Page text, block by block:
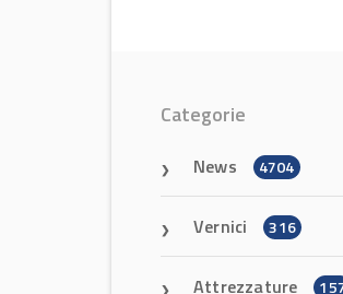
Categorie
News 4704
Vernici 316
Attrezzature